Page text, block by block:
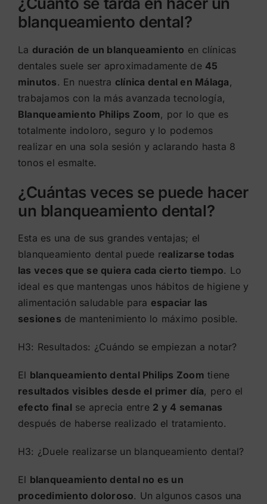
blanqueamiento dental?
La duración de un blanqueamiento en clínicas
dentales suele ser aproximadamente de 45
minutos. En nuestra clínica dental en Málaga ,
trabajamos con la más avanzada tecnología,
Blanqueamiento Philips Zoom, por lo que es
totalmente indoloro, seguro y lo podemos
realizar en una sola sesión y aclarando hasta 8
tonos el esmalte.
¿Cuántas veces se puede hacer
un blanqueamiento dental?
Esta es una de sus grandes ventajas; el
blanqueamiento dental puede realizarse todas
las veces que se quiera cada cierto tiempo. Lo
ideal es que mantengas unos hábitos de higiene y
alimentación saludable para espaciar las
sesiones de mantenimiento lo máximo posible.
H3: Resultados: ¿Cuándo se empiezan a notar?
El blanqueamiento dental Philips Zoom tiene
resultados visibles desde el primer día, pero el
efecto final se aprecia entre 2 y 4 semanas
después de haberse realizado el tratamiento.
H3: ¿Duele realizarse un blanqueamiento dental?
El blanqueamiento dental no es un
procedimiento doloroso. Un algunos casos una